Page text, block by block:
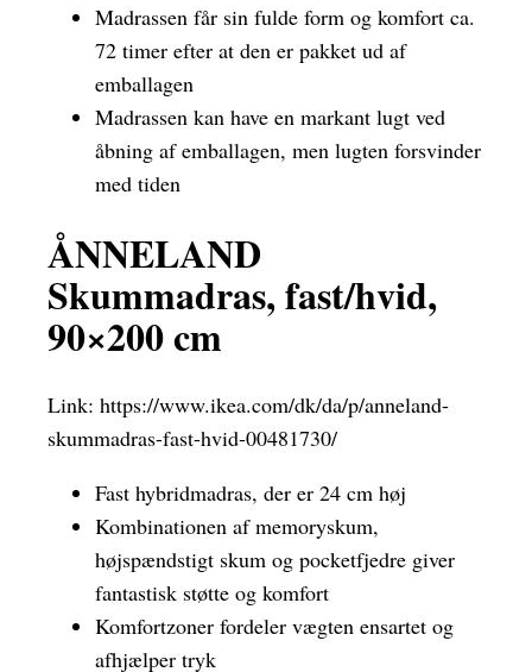
Madrassen får sin fulde form og komfort ca.
72 timer efter at den er pakket ud af
emballagen
Madrassen kan have en markant lugt ved
åbning af emballagen, men lugten forsvinder
med tiden
ÅNNELAND
Skummadras, fast/hvid,
90×200 cm
Link: https://www.ikea.com/dk/da/p/anneland-
skummadras-fast-hvid-00481730/
Fast hybridmadras, der er 24 cm høj
Kombinationen af memoryskum,
højspændstigt skum og pocketfjedre giver
fantastisk støtte og komfort
Komfortzoner fordeler vægten ensartet og
afhjælper tryk